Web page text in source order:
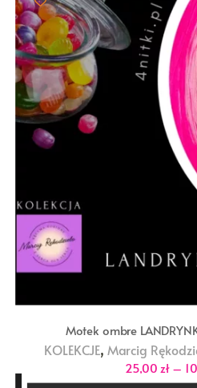
Motek ombre
KOLEKCJE, Marcig
25,00zł –